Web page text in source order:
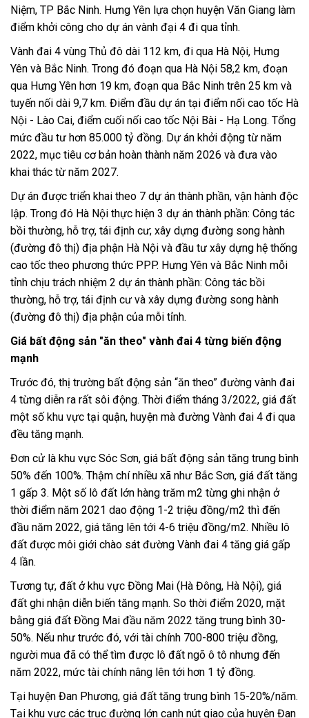
Niệm, TP Bắc Ninh. Hưng Yên lựa chọn huyện Văn Giang làm
điểm khởi công cho dự án vành đại 4 đi qua tỉnh.
Vành đai 4 vùng Thủ đô dài 112 km, đi qua Hà Nội, Hưng
Yên và Bắc Ninh. Trong đó đoạn qua Hà Nội 58,2 km, đoạn
qua Hưng Yên hơn 19 km, đoạn qua Bắc Ninh trên 25 km và
tuyến nối dài 9,7 km. Điểm đầu dự án tại điểm nối cao tốc Hà
Nội - Lào Cai, điểm cuối nối cao tốc Nội Bài - Hạ Long. Tổng
mức đầu tư hơn 85.000 tỷ đồng. Dự án khởi động từ năm
2022, mục tiêu cơ bản hoàn thành năm 2026 và đưa vào
khai thác từ năm 2027.
Dự án được triển khai theo 7 dự án thành phần, vận hành độc
lập. Trong đó Hà Nội thực hiện 3 dự án thành phần: Công tác
bồi thường, hỗ trợ, tái định cư; xây dựng đường song hành
(đường đô thị) địa phận Hà Nội và đầu tư xây dựng hệ thống
cao tốc theo phương thức PPP. Hưng Yên và Bắc Ninh mỗi
tỉnh chịu trách nhiệm 2 dự án thành phần: Công tác bồi
thường, hỗ trợ, tái định cư và xây dựng đường song hành
(đường đô thị) địa phận của mỗi tỉnh.
Giá bất động sản "ăn theo" vành đai 4 từng biến động
mạnh
Trước đó, thị trường bất động sản “ăn theo” đường vành đai
4 từng diễn ra rất sôi động. Thời điểm tháng 3/2022, giá đất
một số khu vực tại quận, huyện mà đường Vành đai 4 đi qua
đều tăng mạnh.
Đơn cử là khu vực Sóc Sơn, giá bất động sản tăng trung bình
50% đến 100%. Thậm chí nhiều xã như Bắc Sơn, giá đất tăng
1 gấp 3. Một số lô đất lớn hàng trăm m2 từng ghi nhận ở
thời điểm năm 2021 dao động 1-2 triệu đồng/m2 thì đến
đầu năm 2022, giá tăng lên tới 4-6 triệu đồng/m2. Nhiều lô
đất được môi giới chào sát đường Vành đai 4 tăng giá gấp
4 lần.
Tương tự, đất ở khu vực Đồng Mai (Hà Đông, Hà Nội), giá
đất ghi nhận diễn biến tăng mạnh. So thời điểm 2020, mặt
bằng giá đất Đồng Mai đầu năm 2022 tăng trung bình 30-
50%. Nếu như trước đó, với tài chính 700-800 triệu đồng,
người mua đã có thể tìm được lô đất ngõ ô tô nhưng đến
năm 2022, mức tài chính nâng lên tới hơn 1 tỷ đồng.
Tại huyện Đan Phương, giá đất tăng trung bình 15-20%/năm.
Tại khu vực các trục đường lớn cạnh nút giao của huyện Đan